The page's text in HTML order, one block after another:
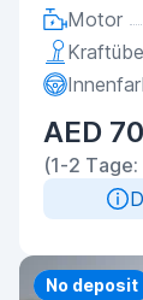
Motor
AED
(1-2
Priority
No deposit